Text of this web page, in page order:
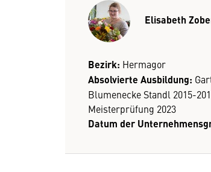
Elisabeth
Bezirk: Hermagor
Absolvierte Ausbildung:
Blumenecke Standl 2015-
Meisterprüfung 2023
Datum der